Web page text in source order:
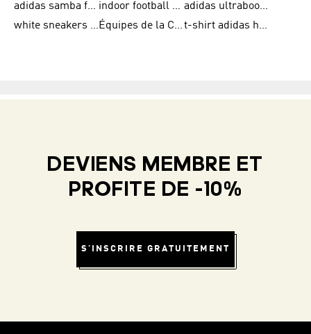
adidas samba femme
indoor football shoes
adidas ultraboost 22
white sneakers adidas
Équipes de la Coupe du Monde de la FIFA 26™ t-shirt adidas homme
DEVIENS MEMBRE ET
PROFITE DE -10%
S'INSCRIRE GRATUITEMENT